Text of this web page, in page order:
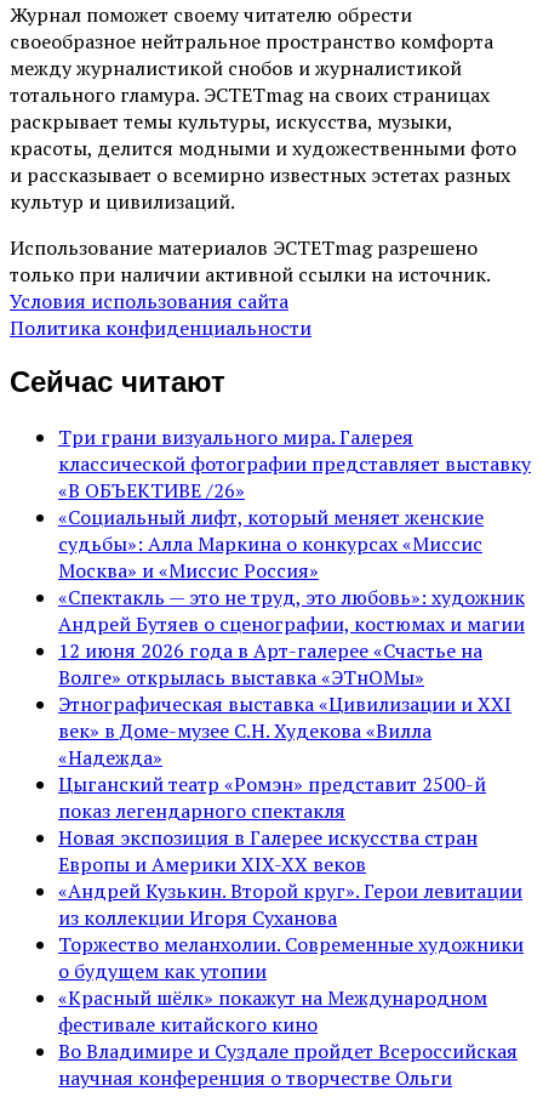
Журнал поможет своему читателю обрести
своеобразное нейтральное пространство комфорта
между журналистикой снобов и журналистикой
тотального гламура. ЭСТЕТmag на своих страницах
раскрывает темы культуры, искусства, музыки,
красоты, делится модными и художественными фото
и рассказывает о всемирно известных эстетах разных
культур и цивилизаций.
Использование материалов ЭСТЕТmag разрешено
только при наличии активной ссылки на источник.
Условия использования сайта
Политика конфиденциальности
Сейчас читают
Три грани визуального мира. Галерея
классической фотографии представляет выставку
«В ОБЪЕКТИВЕ /26»
«Социальный лифт, который меняет женские
судьбы»: Алла Маркина о конкурсах «Миссис
Москва» и «Миссис Россия»
«Спектакль — это не труд, это любовь»: художник
Андрей Бутяев о сценографии, костюмах и магии
12 июня 2026 года в Арт-галерее «Счастье на
Волге» открылась выставка «ЭТнОМы»
Этнографическая выставка «Цивилизации и ХХI
век» в Доме-музее С.Н. Худекова «Вилла
«Надежда»
Цыганский театр «Ромэн» представит 2500-й
показ легендарного спектакля
Новая экспозиция в Галерее искусства стран
Европы и Америки XIX-XX веков
«Андрей Кузькин. Второй круг». Герои левитации
из коллекции Игоря Суханова
Торжество меланхолии. Современные художники
о будущем как утопии
«Красный шёлк» покажут на Международном
фестивале китайского кино
Во Владимире и Суздале пройдет Всероссийская
научная конференция о творчестве Ольги